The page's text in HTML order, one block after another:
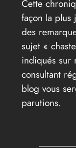
Cette
façon la plus
des
sujet «
indiqués sur
consultant
blog vous
parutions.